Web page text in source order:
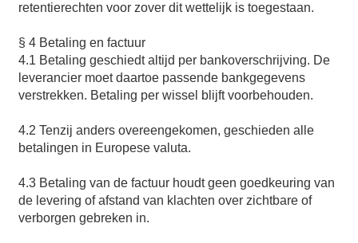
retentierechten voor zover dit wettelijk is toegestaan.
§ 4 Betaling en factuur
4.1 Betaling geschiedt altijd per bankoverschrijving. De
leverancier moet daartoe passende bankgegevens
verstrekken. Betaling per wissel blijft voorbehouden.
4.2 Tenzij anders overeengekomen, geschieden alle
betalingen in Europese valuta.
4.3 Betaling van de factuur houdt geen goedkeuring van
de levering of afstand van klachten over zichtbare of
verborgen gebreken in.